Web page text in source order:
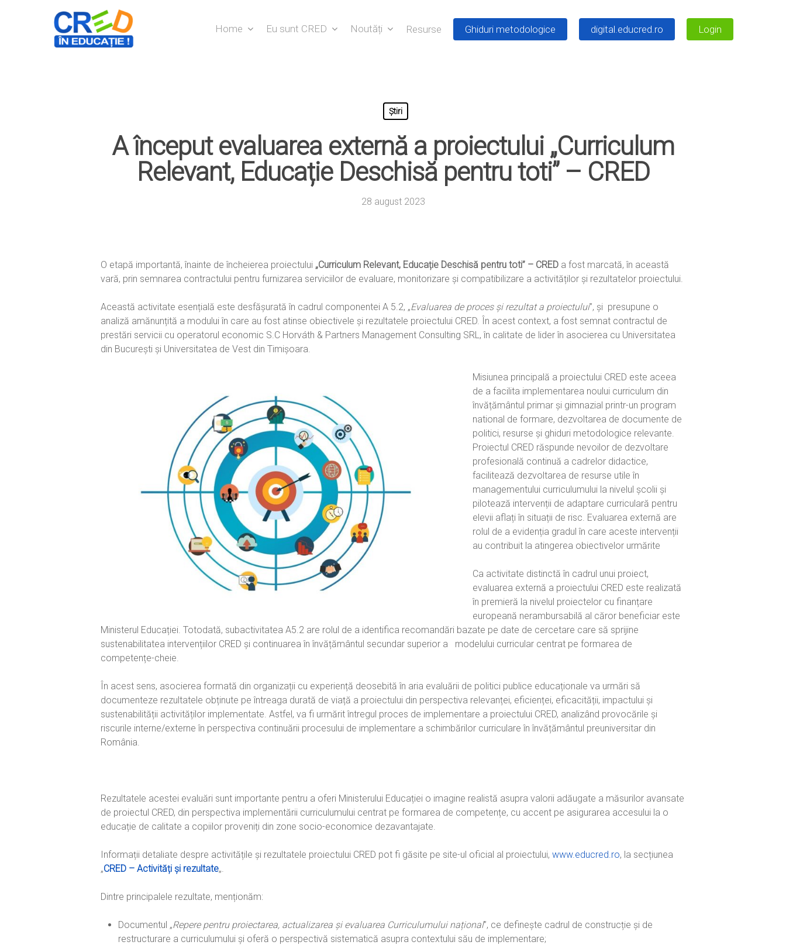
Hit enter to search or ESC to close
Home Eu sunt CRED Noutăți Resurse Ghiduri metodologice digital.educred.ro Login
Știri
A început evaluarea externă a proiectului „Curriculum
Relevant, Educație Deschisă pentru toti” – CRED
28 august 2023
O etapă importantă, înainte de încheierea proiectului „Curriculum Relevant, Educație Deschisă pentru toti” – CRED a fost marcată, în această
vară, prin semnarea contractului pentru furnizarea serviciilor de evaluare, monitorizare și compatibilizare a activităților și rezultatelor proiectului.
Această activitate esențială este desfășurată în cadrul componentei A 5.2, „Evaluarea de proces și rezultat a proiectului”, și presupune o
analiză amănunțită a modului în care au fost atinse obiectivele și rezultatele proiectului CRED. În acest context, a fost semnat contractul de
prestări servicii cu operatorul economic S.C Horváth & Partners Management Consulting SRL, în calitate de lider în asocierea cu Universitatea
din București și Universitatea de Vest din Timișoara.
Misiunea principală a proiectului CRED este aceea
de a facilita implementarea noului curriculum din
învățământul primar și gimnazial printr-un program
national de formare, dezvoltarea de documente de
politici, resurse și ghiduri metodologice relevante.
Proiectul CRED răspunde nevoilor de dezvoltare
profesională continuă a cadrelor didactice,
facilitează dezvoltarea de resurse utile în
managementului curriculumului la nivelul școlii și
pilotează intervenții de adaptare curriculară pentru
elevii aflați în situații de risc. Evaluarea externă are
rolul de a evidenția gradul în care aceste intervenții
au contribuit la atingerea obiectivelor urmărite
Ca activitate distinctă în cadrul unui proiect,
evaluarea externă a proiectului CRED este realizată
în premieră la nivelul proiectelor cu finanțare
europeană nerambursabilă al căror beneficiar este
Ministerul Educației. Totodată, subactivitatea A5.2 are rolul de a identifica recomandări bazate pe date de cercetare care să sprijine
sustenabilitatea intervențiilor CRED și continuarea în învățământul secundar superior a modelului curricular centrat pe formarea de
competențe-cheie.
În acest sens, asocierea formată din organizații cu experiență deosebită în aria evaluării de politici publice educaționale va urmări să
documenteze rezultatele obținute pe întreaga durată de viață a proiectului din perspectiva relevanței, eficienței, eficacității, impactului și
sustenabilității activităților implementate. Astfel, va fi urmărit întregul proces de implementare a proiectului CRED, analizând provocările și
riscurile interne/externe în perspectiva continuării procesului de implementare a schimbărilor curriculare în învățământul preuniversitar din
România.
Rezultatele acestei evaluări sunt importante pentru a oferi Ministerului Educației o imagine realistă asupra valorii adăugate a măsurilor avansate
de proiectul CRED, din perspectiva implementării curriculumului centrat pe formarea de competențe, cu accent pe asigurarea accesului la o
educație de calitate a copiilor proveniți din zone socio-economice dezavantajate.
Informații detaliate despre activitățile și rezultatele proiectului CRED pot fi găsite pe site-ul oficial al proiectului, www.educred.ro, la secțiunea
„CRED – Activități și rezultate„.
Dintre principalele rezultate, menționăm:
Documentul „Repere pentru proiectarea, actualizarea și evaluarea Curriculumului național”, ce definește cadrul de construcție și de
restructurare a curriculumului și oferă o perspectivă sistematică asupra contextului său de implementare;